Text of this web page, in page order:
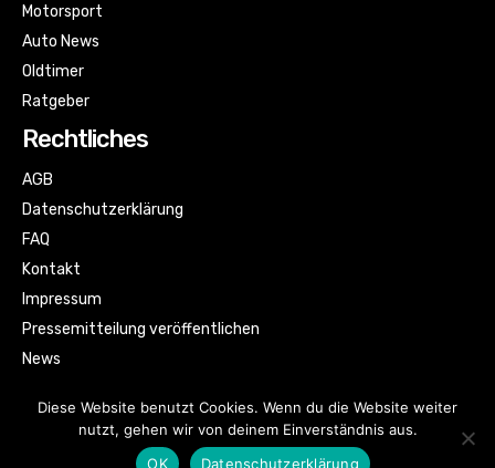
Motorsport
Auto News
Oldtimer
Ratgeber
Rechtliches
AGB
Datenschutzerklärung
FAQ
Kontakt
Impressum
Pressemitteilung veröffentlichen
News
Diese Website benutzt Cookies. Wenn du die Website weiter
nutzt, gehen wir von deinem Einverständnis aus.
OK
Datenschutzerklärung